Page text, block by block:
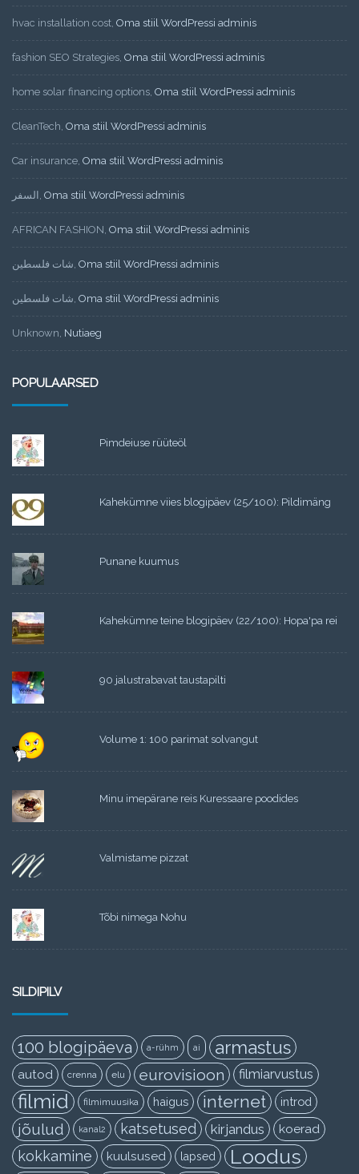
hvac installation cost Oma stiil WordPressi adminis
fashion SEO Strategies Oma stiil WordPressi adminis
home solar financing options Oma stiil WordPressi adminis
CleanTech Oma stiil WordPressi adminis
Car insurance Oma stiil WordPressi adminis
السفر Oma stiil WordPressi adminis
AFRICAN FASHION Oma stiil WordPressi adminis
شات فلسطين Oma stiil WordPressi adminis
شات فلسطين Oma stiil WordPressi adminis
Unknown Nutiaeg
POPULAARSED
Pimdeiuse rüüteöl
Kahekümne viies blogipäev (25/100): Pildimäng
Punane kuumus
Kahekümne teine blogipäev (22/100): Hopa'pa rei
90 jalustrabavat taustapilti
Volume 1: 100 parimat solvangut
Minu imepärane reis Kuressaare poodides
Valmistame pizzat
Tõbi nimega Nohu
SILDIPILV
100 blogipäeva a-rühm ai armastus
autod crenna elu eurovisioon filmiarvustus
filmid filmimuusika haigus internet introd
jõulud kanal2 katsetused kirjandus koerad
kokkamine kuulsused lapsed Loodus